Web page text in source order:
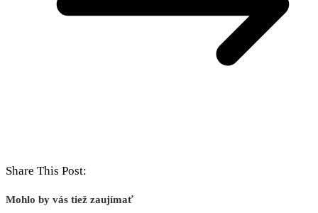
Share This Post:
Mohlo by vás tiež zaujímať